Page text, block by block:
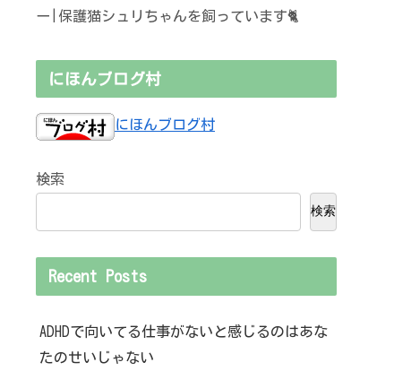
ー|保護猫シュリちゃんを飼っています🐈
にほんブログ村
にほんブログ村
検索
検索
Recent Posts
ADHDで向いてる仕事がないと感じるのはあな
たのせいじゃない